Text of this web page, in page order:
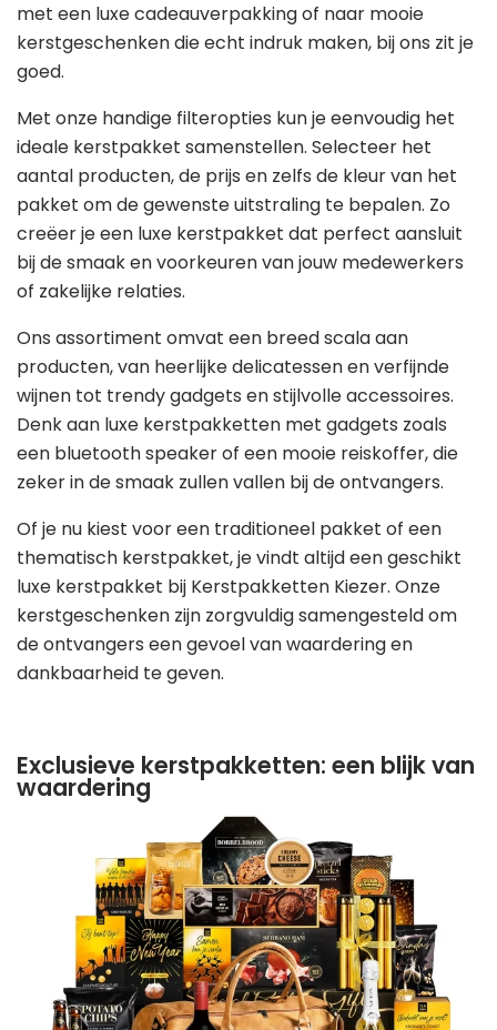
met een luxe cadeauverpakking of naar mooie
kerstgeschenken die echt indruk maken, bij ons zit je
goed.
Met onze handige filteropties kun je eenvoudig het
ideale kerstpakket samenstellen. Selecteer het
aantal producten, de prijs en zelfs de kleur van het
pakket om de gewenste uitstraling te bepalen. Zo
creëer je een luxe kerstpakket dat perfect aansluit
bij de smaak en voorkeuren van jouw medewerkers
of zakelijke relaties.
Ons assortiment omvat een breed scala aan
producten, van heerlijke delicatessen en verfijnde
wijnen tot trendy gadgets en stijlvolle accessoires.
Denk aan luxe kerstpakketten met gadgets zoals
een bluetooth speaker of een mooie reiskoffer, die
zeker in de smaak zullen vallen bij de ontvangers.
Of je nu kiest voor een traditioneel pakket of een
thematisch kerstpakket, je vindt altijd een geschikt
luxe kerstpakket bij Kerstpakketten Kiezer. Onze
kerstgeschenken zijn zorgvuldig samengesteld om
de ontvangers een gevoel van waardering en
dankbaarheid te geven.
Exclusieve kerstpakketten: een blijk van
waardering